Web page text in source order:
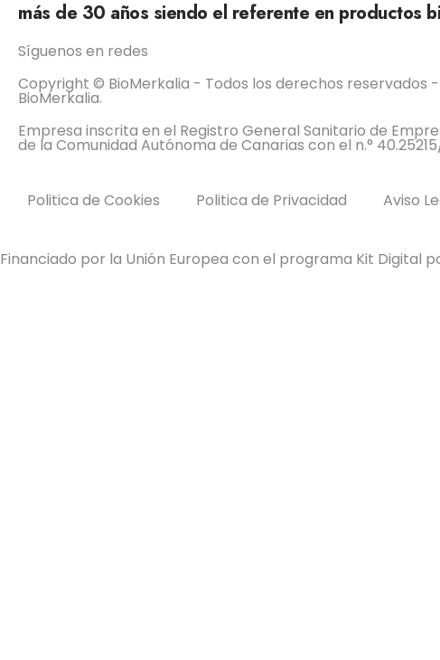
más de 30 años siendo el referente en productos
Síguenos en redes
Copyright © BioMerkalia - Todos los derechos
BioMerkalia.
Empresa inscrita en el Registro General Sanitario de
de la Comunidad Autónoma de Canarias con el n.°
Politica de Cookies Politica de Privacidad Aviso
Financiado por la Unión Europea con el programa Kit Digital